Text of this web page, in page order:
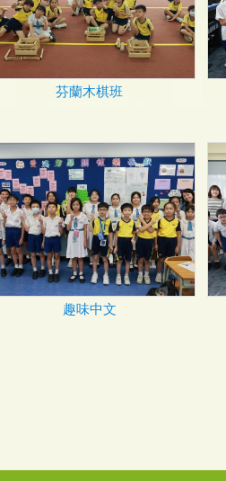
芬蘭木棋班
趣味中文